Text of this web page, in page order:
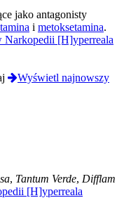
jako antagonisty
i metoksetamina.
[H]yperreala
Wyświetl najnowszy
, Tantum Verde, Difflam
[H]yperreala